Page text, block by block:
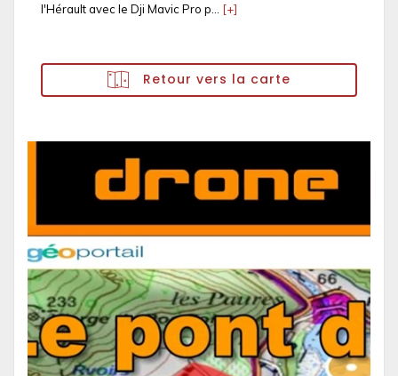
l'Hérault avec le Dji Mavic Pro p... [+]
Retour vers la carte